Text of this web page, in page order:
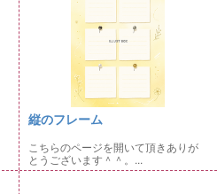
縦のフレーム
こちらのページを開いて頂きありが
とうございます＾＾。...